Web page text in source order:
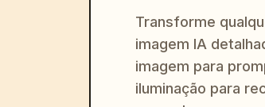
Transforme
imagem IA
imagem para
iluminação para